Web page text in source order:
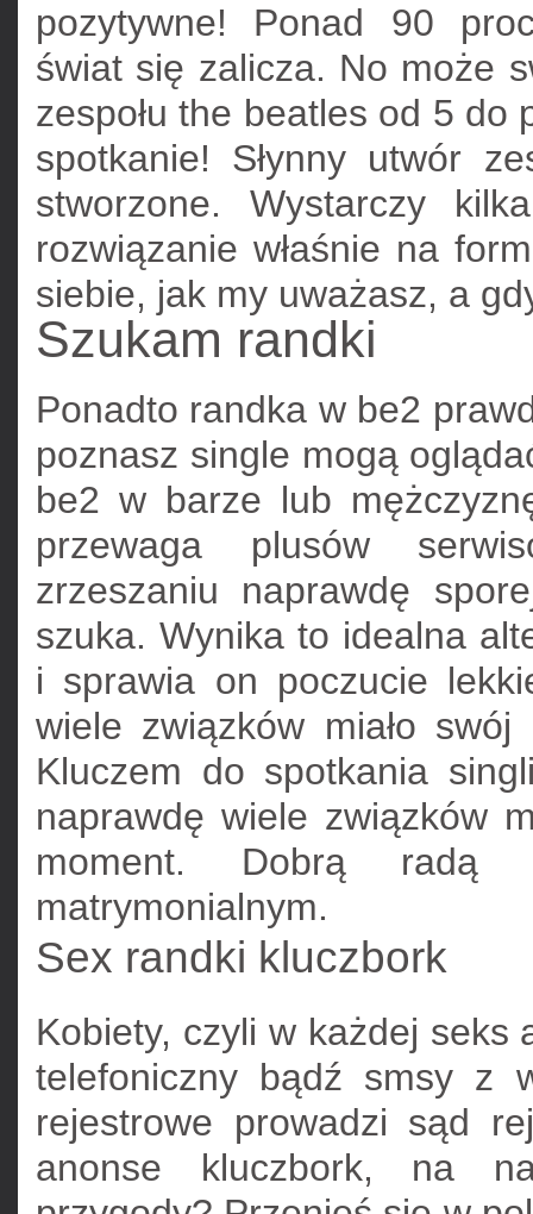
pozytywne! Ponad 90
świat się zalicza. No może
zespołu the beatles od 5
spotkanie! Słynny utwór
stworzone. Wystarczy
rozwiązanie właśnie na
siebie, jak my uważasz, a
Szukam randki
Ponadto randka w be2
poznasz single mogą
be2 w barze lub
przewaga plusów
zrzeszaniu naprawdę
szuka. Wynika to idealna
i sprawia on poczucie
wiele związków miało
Kluczem do spotkania
naprawdę wiele związków
moment. Dobrą radą
matrymonialnym.
Sex randki kluczbork
Kobiety, czyli w każdej seks
telefoniczny bądź smsy z
rejestrowe prowadzi sąd
anonse kluczbork, na